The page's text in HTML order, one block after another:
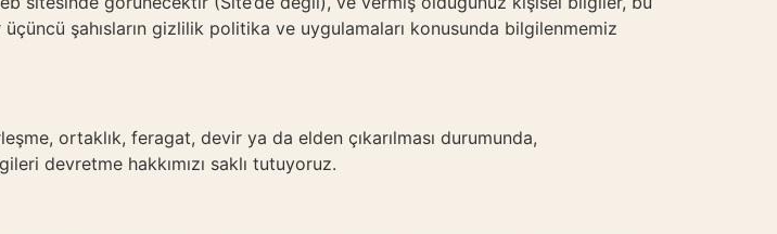
şahısların gizlilik politika ve uygulamaları konusunda bilgilenmemiz
ortaklık, feragat, devir ya da elden çıkarılması durumunda,
devretme hakkımızı saklı tutuyoruz.